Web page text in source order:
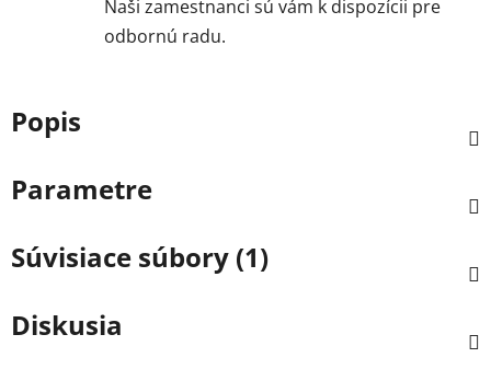
Naši zamestnanci sú vám k dispozícii pre
odbornú radu.
Popis
Parametre
Súvisiace súbory (1)
Diskusia